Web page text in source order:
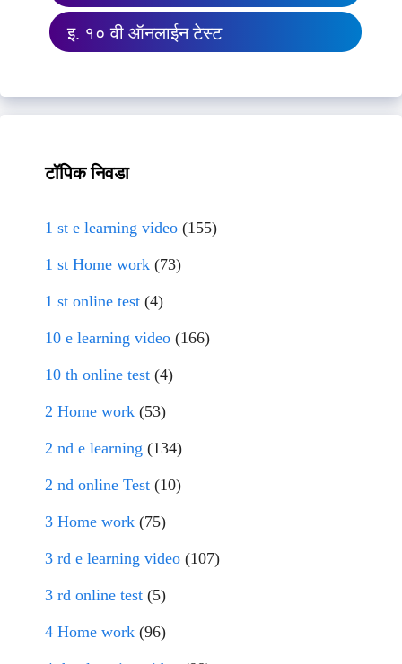
इ. १० वी ऑनलाईन टेस्ट
टॉपिक निवडा
1 st e learning video (155)
1 st Home work (73)
1 st online test (4)
10 e learning video (166)
10 th online test (4)
2 Home work (53)
2 nd e learning (134)
2 nd online Test (10)
3 Home work (75)
3 rd e learning video (107)
3 rd online test (5)
4 Home work (96)